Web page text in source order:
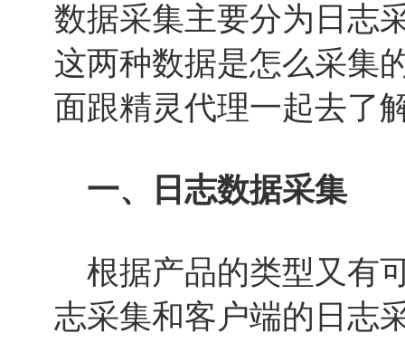
数据采集主要分为日志
这两种数据是怎么采集
面跟精灵代理一起去了
一、日志数据采集
根据产品的类型又有
志采集和客户端的日志